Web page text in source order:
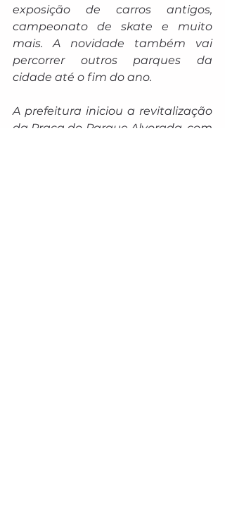
exposição de carros antigos,
campeonato de skate e muito
mais. A novidade também vai
percorrer outros parques da
cidade até o fim do ano.
A prefeitura iniciou a revitalização
da Praça do Parque Alvorada, com